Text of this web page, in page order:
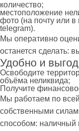
количество;
местоположение
фото (на почту или
telegram).
Мы оперативно
останется сделать:
Удобно и
Освободите
объёма неликвида;
Получите
Мы работаем по
собственными
способом: наличный